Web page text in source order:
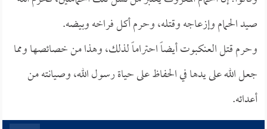
صيد الحمام وإزعاجه وقتله، وحرم أكل فراخه وبيضه.
وحرم قتل العنكبوت أيضاً احتراماً لذلك، وهذا من خصائصها ومما
جعل الله على يدها في الحفاظ على حياة رسول الله، وصيانته من
أعدائه.